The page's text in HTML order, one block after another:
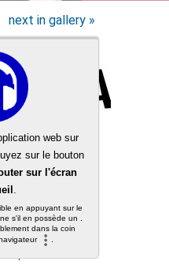
next in gallery »